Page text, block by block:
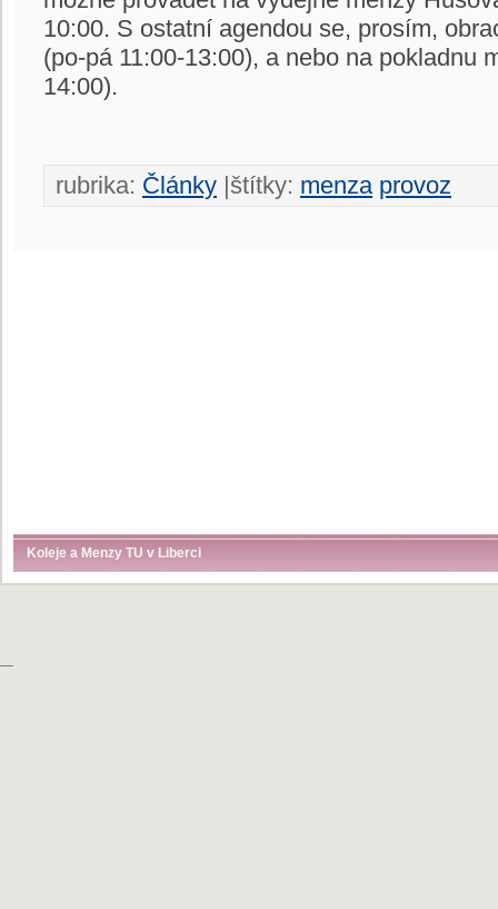
10:00. S ostatní agendou se, prosím,
(po-pá 11:00-13:00), a nebo na pokladnu
14:00).
rubrika: Články |štítky: menza provoz
Koleje a Menzy TU v Liberci